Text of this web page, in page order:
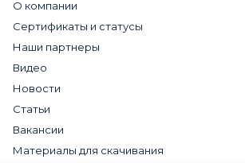
О компании
Сертификаты и статусы
Наши партнеры
Видео
Новости
Статьи
Вакансии
Материалы для скачивания